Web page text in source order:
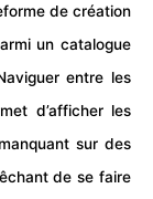
de création
un catalogue
entre les
d’afficher les
sur des
de se faire